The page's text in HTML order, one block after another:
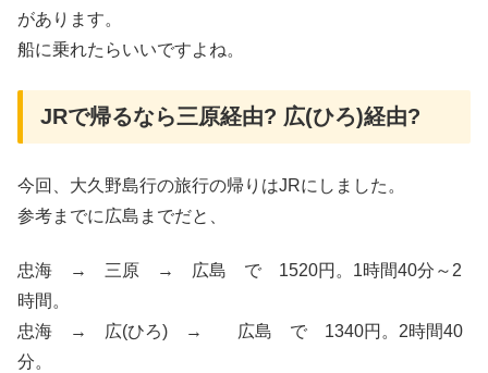
があります。
船に乗れたらいいですよね。
JRで帰るなら三原経由? 広(ひろ)経由?
今回、大久野島行の旅行の帰りはJRにしました。
参考までに広島までだと、
忠海 → 三原 → 広島 で 1520円。1時間40分～2
時間。
忠海 → 広(ひろ) → 広島 で 1340円。2時間40
分。